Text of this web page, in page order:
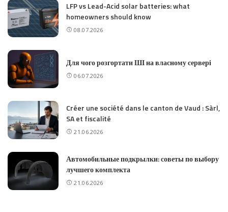
LFP vs Lead-Acid solar batteries: what
homeowners should know
08.07.2026
Для чого розгортати ШІ на власному сервері
06.07.2026
Créer une société dans le canton de Vaud : Sàrl,
SA et fiscalité
21.06.2026
Автомобильные подкрылки: советы по выбору
лучшего комплекта
21.06.2026